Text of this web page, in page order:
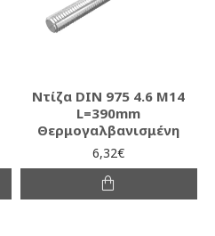
Ντίζα DIN 975 4.6 M14
L=390mm
Θερμογαλβανισμένη
6,32€